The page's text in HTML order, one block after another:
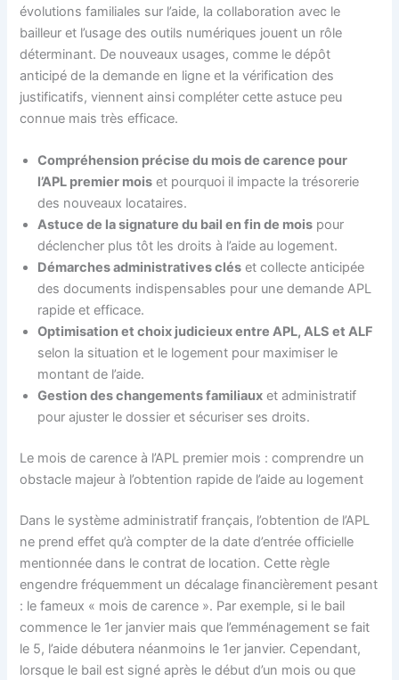
évolutions familiales sur l’aide, la collaboration avec le
bailleur et l’usage des outils numériques jouent un rôle
déterminant. De nouveaux usages, comme le dépôt
anticipé de la demande en ligne et la vérification des
justificatifs, viennent ainsi compléter cette astuce peu
connue mais très efficace.
Compréhension précise du mois de carence pour
l’APL premier mois et pourquoi il impacte la trésorerie
des nouveaux locataires.
Astuce de la signature du bail en fin de mois pour
déclencher plus tôt les droits à l’aide au logement.
Démarches administratives clés et collecte anticipée
des documents indispensables pour une demande APL
rapide et efficace.
Optimisation et choix judicieux entre APL, ALS et ALF
selon la situation et le logement pour maximiser le
montant de l’aide.
Gestion des changements familiaux et administratif
pour ajuster le dossier et sécuriser ses droits.
Le mois de carence à l’APL premier mois : comprendre un
obstacle majeur à l’obtention rapide de l’aide au logement
Dans le système administratif français, l’obtention de l’APL
ne prend effet qu’à compter de la date d’entrée officielle
mentionnée dans le contrat de location. Cette règle
engendre fréquemment un décalage financièrement pesant
: le fameux « mois de carence ». Par exemple, si le bail
commence le 1er janvier mais que l’emménagement se fait
le 5, l’aide débutera néanmoins le 1er janvier. Cependant,
lorsque le bail est signé après le début d’un mois ou que